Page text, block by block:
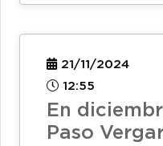
21/11/2024
12:55
En
Paso